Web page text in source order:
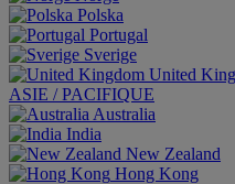
Polska
Portugal
Sverige
United
ASIE / PACIFIQUE
Australia
India
New Zealand
Hong Kong